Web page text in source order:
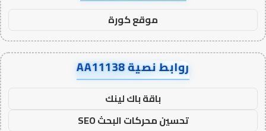
موقع كورة
روابط نصية AA11138
باقة باك لينك
تحسين محركات البحث SEO